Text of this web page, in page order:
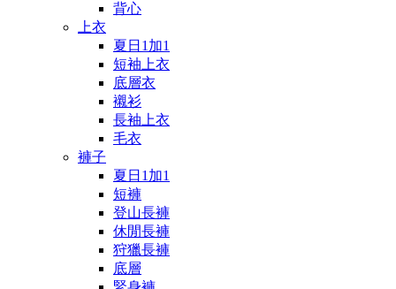
背心
上衣
夏日1加1
短袖上衣
底層衣
襯衫
長袖上衣
毛衣
褲子
夏日1加1
短褲
登山長褲
休閒長褲
狩獵長褲
底層